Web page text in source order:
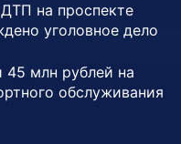
на проспекте
уголовное дело
млн рублей на
обслуживания